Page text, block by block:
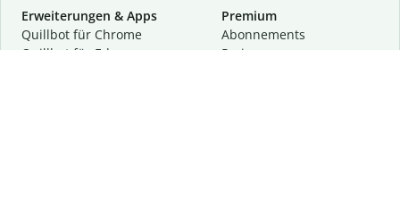
Erweiterungen & Apps
Quillbot für Chrome
Quillbot für Edge
Premium
Abon­ne­ments
Preise